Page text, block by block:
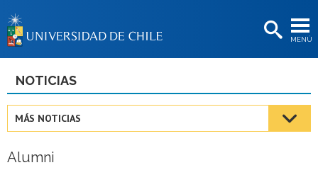
MENÚ
BIBLIOTECAS
Estudiantes
NOTICIAS
MÁS NOTICIAS
Alumni